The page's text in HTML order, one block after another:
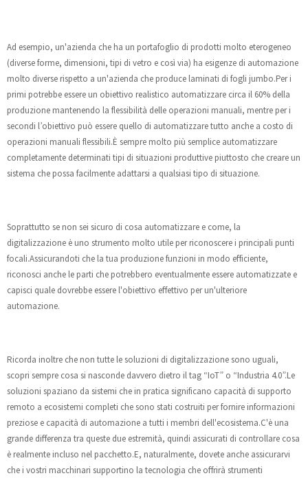
Ad esempio, un'azienda che ha un portafoglio di prodotti molto eterogeneo
(diverse forme, dimensioni, tipi di vetro e così via) ha esigenze di automazione
molto diverse rispetto a un'azienda che produce laminati di fogli jumbo.Per i
primi potrebbe essere un obiettivo realistico automatizzare circa il 60% della
produzione mantenendo la flessibilità delle operazioni manuali, mentre per i
secondi l’obiettivo può essere quello di automatizzare tutto anche a costo di
operazioni manuali flessibili.È sempre molto più semplice automatizzare
completamente determinati tipi di situazioni produttive piuttosto che creare un
sistema che possa facilmente adattarsi a qualsiasi tipo di situazione.
Soprattutto se non sei sicuro di cosa automatizzare e come, la
digitalizzazione è uno strumento molto utile per riconoscere i principali punti
focali.Assicurandoti che la tua produzione funzioni in modo efficiente,
riconosci anche le parti che potrebbero eventualmente essere automatizzate e
capisci quale dovrebbe essere l'obiettivo effettivo per un'ulteriore
automazione.
Ricorda inoltre che non tutte le soluzioni di digitalizzazione sono uguali,
scopri sempre cosa si nasconde davvero dietro il tag “IoT” o “Industria 4.0”.Le
soluzioni spaziano da sistemi che in pratica significano capacità di supporto
remoto a ecosistemi completi che sono stati costruiti per fornire informazioni
preziose e capacità di automazione a tutti i membri dell'ecosistema.C'è una
grande differenza tra queste due estremità, quindi assicurati di controllare cosa
è realmente incluso nel pacchetto.E, naturalmente, dovete anche assicurarvi
che i vostri macchinari supportino la tecnologia che offrirà strumenti